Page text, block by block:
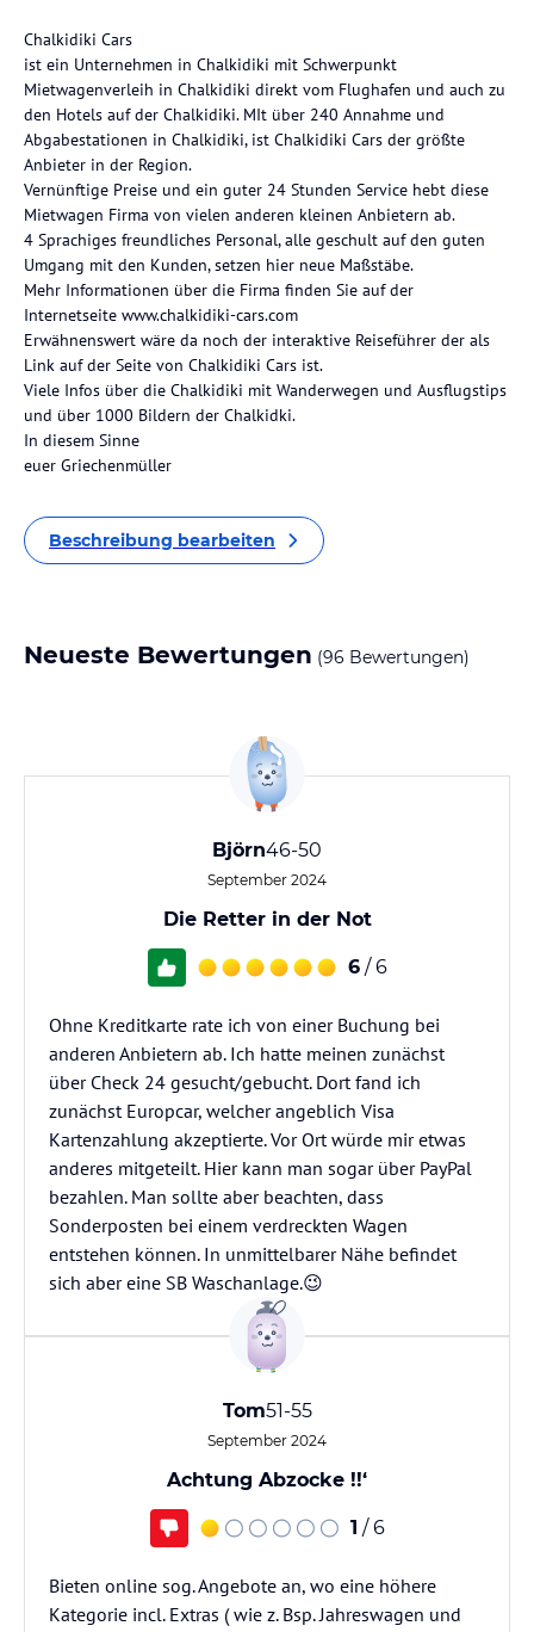
Chalkidiki Cars
ist ein Unternehmen in Chalkidiki mit Schwerpunkt
Mietwagenverleih in Chalkidiki direkt vom Flughafen und auch zu
den Hotels auf der Chalkidiki. MIt über 240 Annahme und
Abgabestationen in Chalkidiki, ist Chalkidiki Cars der größte
Anbieter in der Region.
Vernünftige Preise und ein guter 24 Stunden Service hebt diese
Mietwagen Firma von vielen anderen kleinen Anbietern ab.
4 Sprachiges freundliches Personal, alle geschult auf den guten
Umgang mit den Kunden, setzen hier neue Maßstäbe.
Mehr Informationen über die Firma finden Sie auf der
Internetseite www.chalkidiki-cars.com
Erwähnenswert wäre da noch der interaktive Reiseführer der als
Link auf der Seite von Chalkidiki Cars ist.
Viele Infos über die Chalkidiki mit Wanderwegen und Ausflugstips
und über 1000 Bildern der Chalkidki.
In diesem Sinne
euer Griechenmüller
Beschreibung bearbeiten
Neueste Bewertungen (96 Bewertungen)
Björn46-50
September 2024
Die Retter in der Not
6 / 6
Ohne Kreditkarte rate ich von einer Buchung bei
anderen Anbietern ab. Ich hatte meinen zunächst
über Check 24 gesucht/gebucht. Dort fand ich
zunächst Europcar, welcher angeblich Visa
Kartenzahlung akzeptierte. Vor Ort würde mir etwas
anderes mitgeteilt. Hier kann man sogar über PayPal
bezahlen. Man sollte aber beachten, dass
Sonderposten bei einem verdreckten Wagen
entstehen können. In unmittelbarer Nähe befindet
sich aber eine SB Waschanlage.😉
Tom51-55
September 2024
Achtung Abzocke !!‘
1 / 6
Bieten online sog. Angebote an, wo eine höhere
Kategorie incl. Extras ( wie z. Bsp. Jahreswagen und